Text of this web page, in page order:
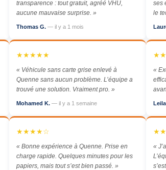
transparence : tout gratuit, agréé VHU,
aucune mauvaise surprise. »
Thomas G. — il y a 1 mois
ses
le
★★★★★
« Véhicule sans carte grise enlevé à
Quenne sans aucun problème. L’équipe a
trouvé une solution. Vraiment pro. »
Mohamed K. — il y a 1 semaine
«
★★★★☆
« Bonne expérience à Quenne. Prise en
charge rapide. Quelques minutes pour les
papiers, mais tout s’est bien passé. »
«